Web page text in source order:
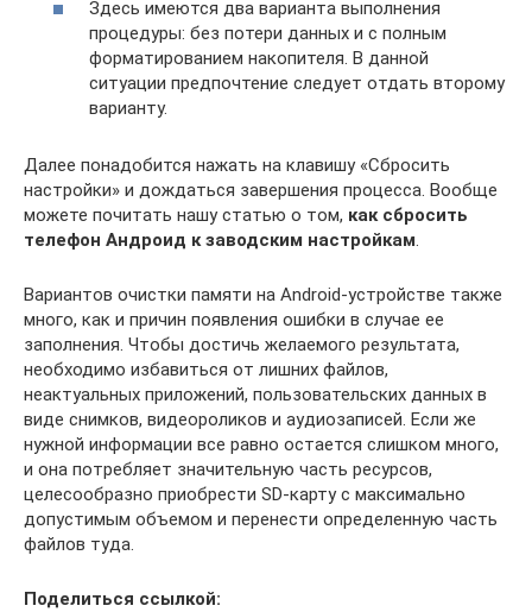
Здесь имеются два варианта выполнения
процедуры: без потери данных и с полным
форматированием накопителя. В данной
ситуации предпочтение следует отдать второму
варианту.
Далее понадобится нажать на клавишу «Сбросить
настройки» и дождаться завершения процесса. Вообще
можете почитать нашу статью о том, как сбросить
телефон Андроид к заводским настройкам.
Вариантов очистки памяти на Android-устройстве также
много, как и причин появления ошибки в случае ее
заполнения. Чтобы достичь желаемого результата,
необходимо избавиться от лишних файлов,
неактуальных приложений, пользовательских данных в
виде снимков, видеороликов и аудиозаписей. Если же
нужной информации все равно остается слишком много,
и она потребляет значительную часть ресурсов,
целесообразно приобрести SD-карту с максимально
допустимым объемом и перенести определенную часть
файлов туда.
Поделиться ссылкой: